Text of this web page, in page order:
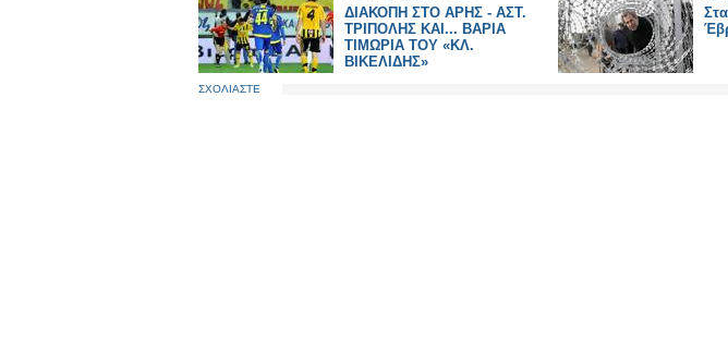
ΔΙΑΚΟΠΗ ΣΤΟ ΑΡΗΣ - ΑΣΤ.
ΤΡΙΠΟΛΗΣ ΚΑΙ... ΒΑΡΙΑ
ΤΙΜΩΡΙΑ ΤΟΥ «ΚΛ.
ΒΙΚΕΛΙΔΗΣ»
ΣΧΟΛΙΑΣΤΕ